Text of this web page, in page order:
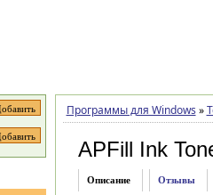
Программы для Windows »
APFill Ink
Описание Отзывы